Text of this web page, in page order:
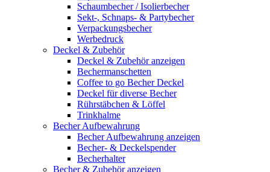
Schaumbecher / Isolierbecher
Sekt-, Schnaps- & Partybecher
Verpackungsbecher
Werbedruck
Deckel & Zubehör
Deckel & Zubehör anzeigen
Bechermanschetten
Coffee to go Becher Deckel
Deckel für diverse Becher
Rührstäbchen & Löffel
Trinkhalme
Becher Aufbewahrung
Becher Aufbewahrung anzeigen
Becher- & Deckelspender
Becherhalter
Becher & Zubehör anzeigen